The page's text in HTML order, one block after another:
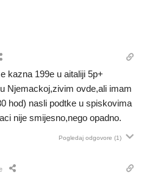
kazna 199e u aitaliji 5p+
Njemackoj,zivim ovde,ali imam
hod) nasli podtke u spiskovima
nije smijesno,nego opadno.
Pogledaj odgovore (1)